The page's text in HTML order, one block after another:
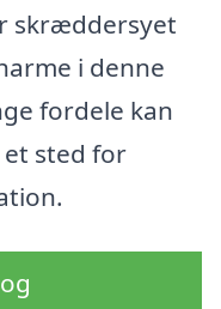
skræddersyet
i denne
fordele kan
sted for